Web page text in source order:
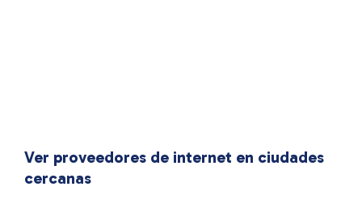
Ver proveedores de internet en ciudades
cercanas